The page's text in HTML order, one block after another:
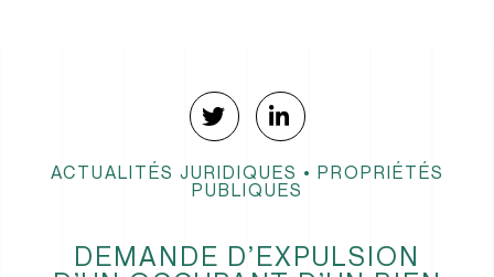
ACTUALITÉS JURIDIQUES • PROPRIÉTÉS
PUBLIQUES
DEMANDE D’EXPULSION